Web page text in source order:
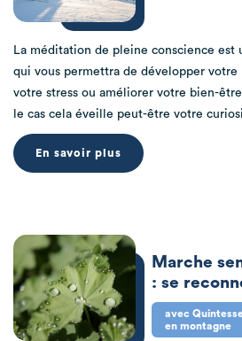
La méditation de pleine conscience est
qui vous permettra de développer votre
votre stress ou améliorer votre bien-être
le cas cela éveille peut-être votre
En savoir plus
Marche
: se
avec
en montagne